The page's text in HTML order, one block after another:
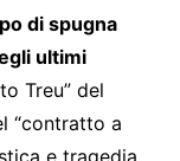
di spugna
ultimi
Treu” del
“contratto a
e tragedia